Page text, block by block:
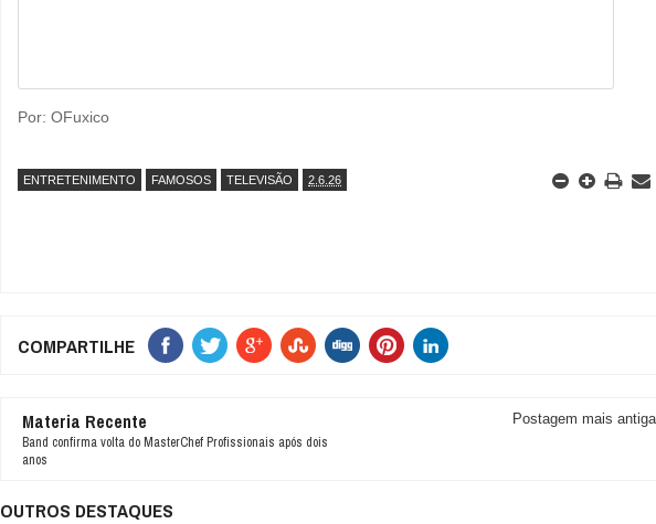
Por: OFuxico
ENTRETENIMENTO FAMOSOS TELEVISÃO 2.6.26
COMPARTILHE
Materia Recente
Band confirma volta do MasterChef Profissionais após dois
anos
Postagem mais antiga
OUTROS DESTAQUES